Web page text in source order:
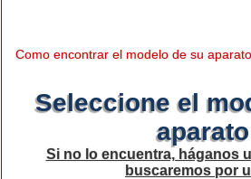
Como encontrar el modelo de su aparato
Seleccione el
aparato
Si no lo encuentra, háganos
buscaremos por